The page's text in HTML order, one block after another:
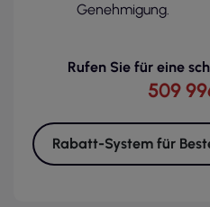
Genehmigung.
Rufen Sie für eine
509
Rabatt-System für